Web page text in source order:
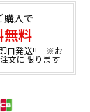
購入で
無料
即日発送!! ※お
文に限ります